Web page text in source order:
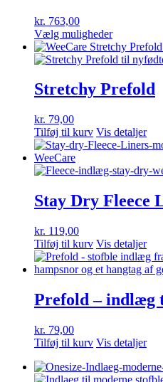
kr. 763,00
Vælg mulighederDette
vare
har
varianter.
på
varesiden
Stretchy Prefold
kr. 79,00
Tilføj til kurv Vis detaljer
Stay Dry Fleece
kr. 119,00
Tilføj til kurv Vis detaljer
Prefold – indlæg
kr. 79,00
Tilføj til kurv Vis detaljer